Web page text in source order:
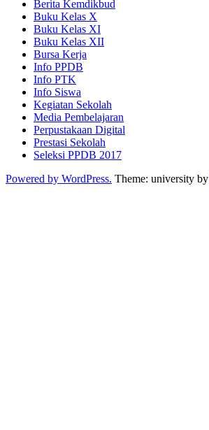
Berita Kemdikbud
Buku Kelas X
Buku Kelas XI
Buku Kelas XII
Bursa Kerja
Info PPDB
Info PTK
Info Siswa
Kegiatan Sekolah
Media Pembelajaran
Perpustakaan Digital
Prestasi Sekolah
Seleksi PPDB 2017
Powered by WordPress. Theme: university by